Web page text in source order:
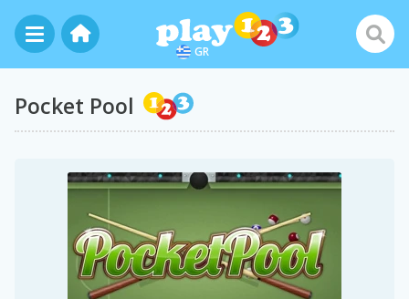
GR
Pocket Pool